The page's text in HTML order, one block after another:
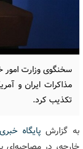
سخنگوی وزارت امور
مذاکرات ایران و
تکذیب کرد.
به گزارش پایگاه